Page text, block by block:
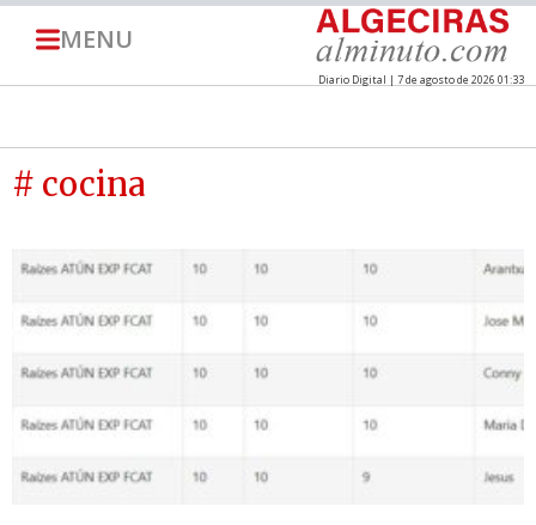
MENU
Diario Digital | 7 de agosto de 2026 01:33
# cocina